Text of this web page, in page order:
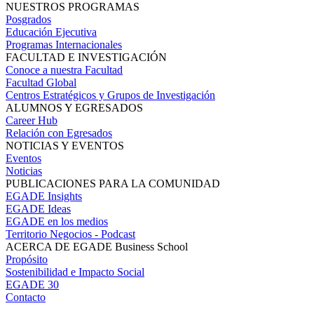
NUESTROS PROGRAMAS
Posgrados
Educación Ejecutiva
Programas Internacionales
FACULTAD E INVESTIGACIÓN
Conoce a nuestra Facultad
Facultad Global
Centros Estratégicos y Grupos de Investigación
ALUMNOS Y EGRESADOS
Career Hub
Relación con Egresados
NOTICIAS Y EVENTOS
Eventos
Noticias
PUBLICACIONES PARA LA COMUNIDAD
EGADE Insights
EGADE Ideas
EGADE en los medios
Territorio Negocios - Podcast
ACERCA DE EGADE Business School
Propósito
Sostenibilidad e Impacto Social
EGADE 30
Contacto